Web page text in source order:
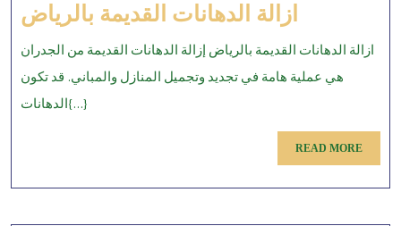
ازالة الدهانات القديمة بالرياض
الدهانات
القديمة
بالرياض
ازالة الدهانات القديمة بالرياض إزالة الدهانات القديمة من الجدران
هي عملية هامة في تجديد وتجميل المنازل والمباني. قد تكون
الدهانات{...}
READ MOREREAD
MORE